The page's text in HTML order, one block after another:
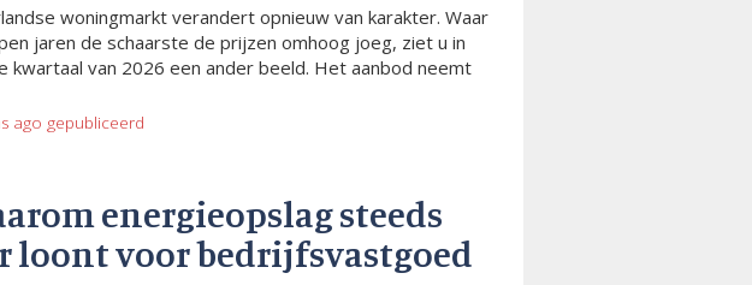
woningmarkt verandert opnieuw van karakter. Waar
jaren de schaarste de prijzen omhoog joeg, ziet u in
kwartaal van 2026 een ander beeld. Het aanbod neemt
ago gepubliceerd
energieopslag steeds
loont voor bedrijfsvastgoed